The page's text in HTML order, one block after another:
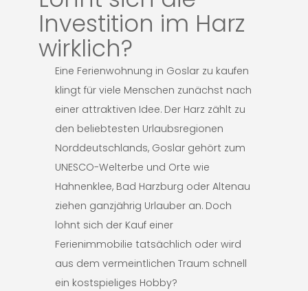
Investition im Harz
wirklich?
Eine Ferienwohnung in Goslar zu kaufen
klingt für viele Menschen zunächst nach
einer attraktiven Idee. Der Harz zählt zu
den beliebtesten Urlaubsregionen
Norddeutschlands, Goslar gehört zum
UNESCO-Welterbe und Orte wie
Hahnenklee, Bad Harzburg oder Altenau
ziehen ganzjährig Urlauber an. Doch
lohnt sich der Kauf einer
Ferienimmobilie tatsächlich oder wird
aus dem vermeintlichen Traum schnell
ein kostspieliges Hobby?